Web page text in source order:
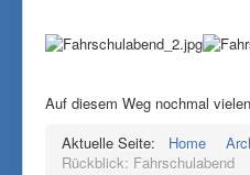
Auf diesem Weg nochmal
Aktuelle Seite:
Home
Rückblick: Fahrschulabend